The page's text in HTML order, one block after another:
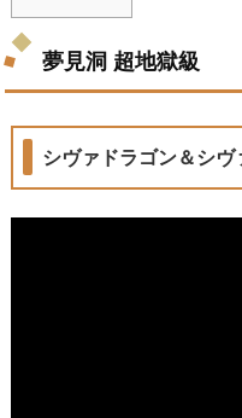
夢見洞 超地獄級
シヴァドラゴン＆シヴ